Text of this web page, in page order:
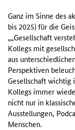
Ganz im Sinne des
bis 2025) für die
„„Gesellschaft
Kollegs mit
aus
Perspektiven
Gesellschaft wichtig
Kollegs immer
nicht nur in
Ausstellungen,
Menschen.